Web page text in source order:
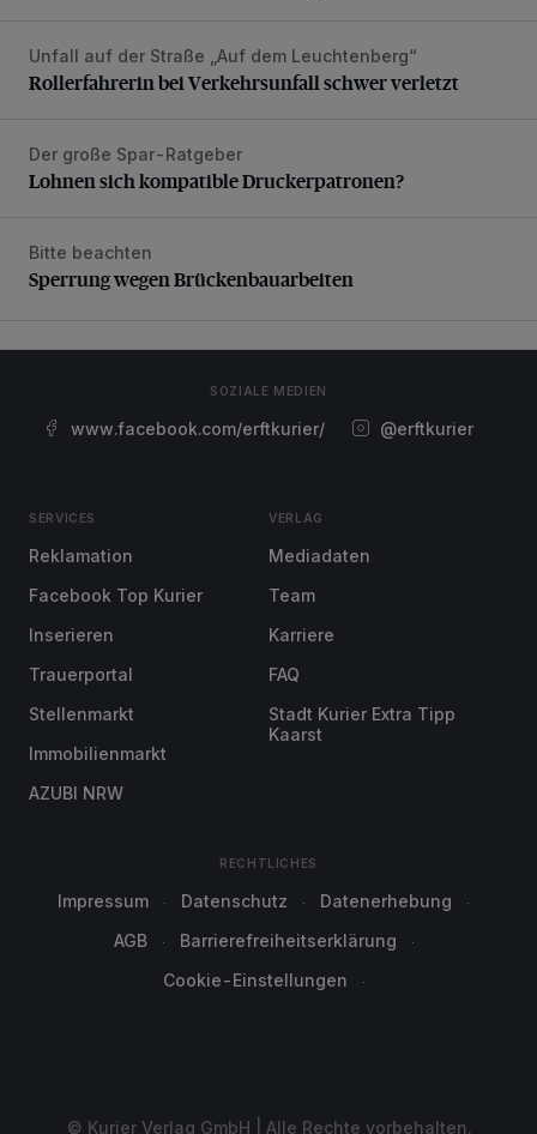
Rollerfahrerin bei Verkehrsunfall schwer verletzt
Unfall auf der Straße „Auf dem Leuchtenberg“
Rollerfahrerin bei Verkehrsunfall schwer verletzt
Lohnen sich kompatible Druckerpatronen?
Der große Spar-Ratgeber
Lohnen sich kompatible Druckerpatronen?
Sperrung wegen Brückenbauarbeiten
Bitte beachten
Sperrung wegen Brückenbauarbeiten
SOZIALE MEDIEN
www.facebook.com/erftkurier/ @erftkurier
SERVICES
Reklamation
Facebook Top Kurier
Inserieren
Trauerportal
Stellenmarkt
Immobilienmarkt
AZUBI NRW
VERLAG
Mediadaten
Team
Karriere
FAQ
Stadt Kurier Extra Tipp
Kaarst
RECHTLICHES
Impressum Datenschutz
Datenerhebung
AGB
Barrierefreiheitserklärung
Cookie-Einstellungen
© Kurier Verlag GmbH | Alle Rechte vorbehalten.